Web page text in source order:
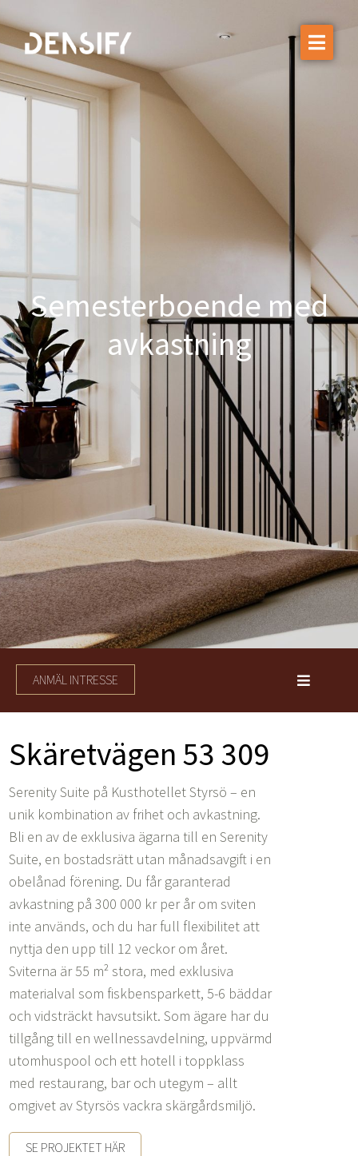
Vår expertis
Projekt
Semesterboende med
avkastning
ANMÄL INTRESSE
Skäretvägen 53 309
Serenity Suite på Kusthotellet Styrsö – en
unik kombination av frihet och avkastning.
Bli en av de exklusiva ägarna till en Serenity
Suite, en bostadsrätt utan månadsavgift i en
obelånad förening. Du får garanterad
avkastning på 300 000 kr per år om sviten
inte används, och du har full flexibilitet att
nyttja den upp till 12 veckor om året.
Sviterna är 55 m² stora, med exklusiva
materialval som fiskbensparkett, 5-6 bäddar
och vidsträckt havsutsikt. Som ägare har du
tillgång till en wellnessavdelning, uppvärmd
utomhuspool och ett hotell i toppklass
med restaurang, bar och utegym – allt
omgivet av Styrsös vackra skärgårdsmiljö.
SE PROJEKTET HÄR